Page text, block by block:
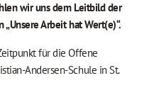
wir uns dem Leitbild der
Arbeit hat Wert(e)“.
für die Offene
Andersen-Schule in St.